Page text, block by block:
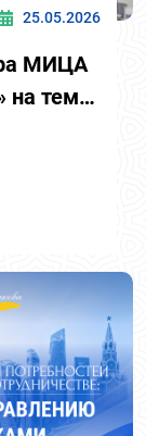
25.05.2026
МИЦА